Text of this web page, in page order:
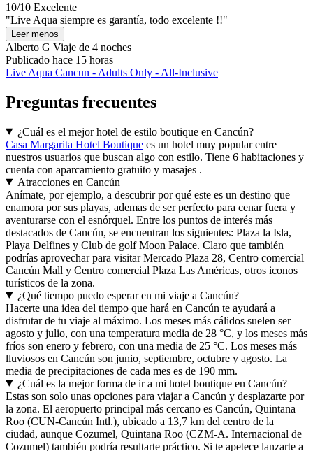
10/10 Excelente
"Live Aqua siempre es garantía, todo excelente !!"
Leer menos
Alberto G Viaje de 4 noches
Publicado hace 15 horas
Live Aqua Cancun - Adults Only - All-Inclusive
Preguntas frecuentes
¿Cuál es el mejor hotel de estilo boutique en Cancún?
Casa Margarita Hotel Boutique es un hotel muy popular entre
nuestros usuarios que buscan algo con estilo. Tiene 6 habitaciones y
cuenta con aparcamiento gratuito y masajes .
Atracciones en Cancún
Anímate, por ejemplo, a descubrir por qué este es un destino que
enamora por sus playas, ademas de ser perfecto para cenar fuera y
aventurarse con el esnórquel. Entre los puntos de interés más
destacados de Cancún, se encuentran los siguientes: Plaza la Isla,
Playa Delfines y Club de golf Moon Palace. Claro que también
podrías aprovechar para visitar Mercado Plaza 28, Centro comercial
Cancún Mall y Centro comercial Plaza Las Américas, otros iconos
turísticos de la zona.
¿Qué tiempo puedo esperar en mi viaje a Cancún?
Hacerte una idea del tiempo que hará en Cancún te ayudará a
disfrutar de tu viaje al máximo. Los meses más cálidos suelen ser
agosto y julio, con una temperatura media de 28 °C, y los meses más
fríos son enero y febrero, con una media de 25 °C. Los meses más
lluviosos en Cancún son junio, septiembre, octubre y agosto. La
media de precipitaciones de cada mes es de 190 mm.
¿Cuál es la mejor forma de ir a mi hotel boutique en Cancún?
Estas son solo unas opciones para viajar a Cancún y desplazarte por
la zona. El aeropuerto principal más cercano es Cancún, Quintana
Roo (CUN-Cancún Intl.), ubicado a 13,7 km del centro de la
ciudad, aunque Cozumel, Quintana Roo (CZM-A. Internacional de
Cozumel) también podría resultarte práctico. Si te apetece lanzarte a